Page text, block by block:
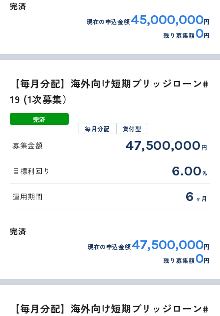
完済
現在の申込金額45,000,000円
残り募集額0円
完済
【毎月分配】海外向け短期ブリッジローン#
19 (1次募集）
毎月分配 貸付型
募集金額 47,500,000 円
目標利回り 6.00%
運用期間 6 ヶ月
完済
現在の申込金額47,500,000円
残り募集額0円
【毎月分配】海外向け短期ブリッジローン#
外部サイトへリンクします。
ブサイトではありません
移動する